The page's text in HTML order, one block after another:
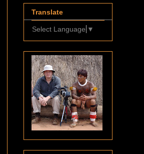
Translate
Select Language ▼